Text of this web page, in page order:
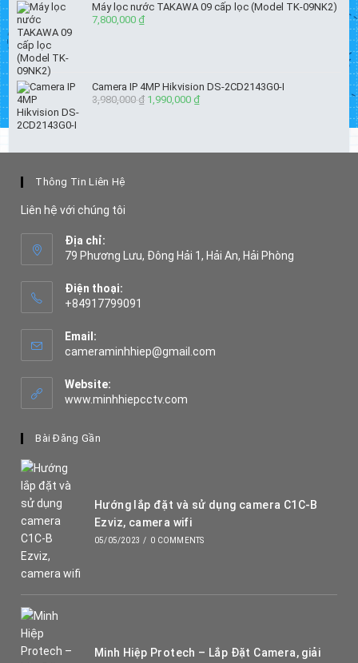
Máy lọc nước TAKAWA 09 cấp lọc (Model TK-09NK2)
7,800,000 ₫
Camera IP 4MP Hikvision DS-2CD2143G0-I
3,980,000₫ Giá
1,990,000 ₫Giá
Thông Tin Liên Hệ
Liên hệ với chúng tôi
Địa chỉ:
79 Phương Lưu, Đông Hải 1, Hải An, Hải Phòng
Điện thoại:
+84917799091
in
Email:
cameraminhhiep@gmail.com
Website:
www.minhhiepcctv.com
Bài Đăng Gần
Hướng lắp đặt và sử dụng camera C1C-B
Ezviz, camera wifi
05/05/2023 / 0 COMMENTS
Minh Hiệp Protech – Lắp Đặt Camera, giải